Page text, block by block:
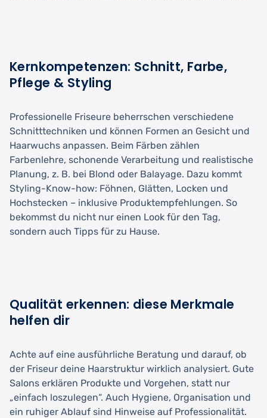
Kernkompetenzen: Schnitt, Farbe,
Pflege & Styling
Professionelle Friseure beherrschen verschiedene
Schnitttechniken und können Formen an Gesicht und
Haarwuchs anpassen. Beim Färben zählen
Farbenlehre, schonende Verarbeitung und realistische
Planung, z. B. bei Blond oder Balayage. Dazu kommt
Styling-Know-how: Föhnen, Glätten, Locken und
Hochstecken – inklusive Produktempfehlungen. So
bekommst du nicht nur einen Look für den Tag,
sondern auch Tipps für zu Hause.
Qualität erkennen: diese Merkmale
helfen dir
Achte auf eine ausführliche Beratung und darauf, ob
der Friseur deine Haarstruktur wirklich analysiert. Gute
Salons erklären Produkte und Vorgehen, statt nur
„einfach loszulegen“. Auch Hygiene, Organisation und
ein ruhiger Ablauf sind Hinweise auf Professionalität.